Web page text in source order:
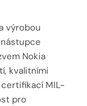
výrobou
Nokia
kvalitními
MIL-
pro